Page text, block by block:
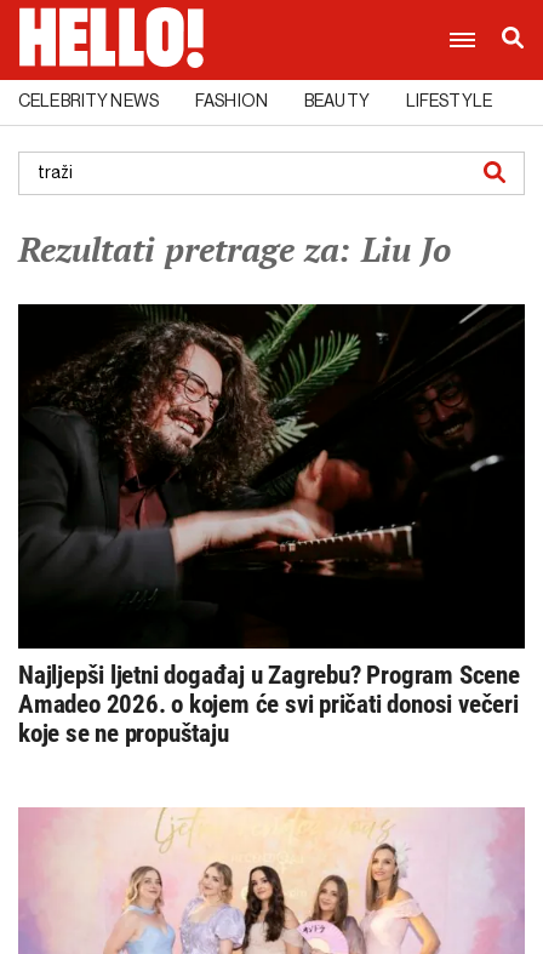
CELEBRITY NEWS FASHION BEAUTY LIFESTYLE
Rezultati pretrage za: Liu Jo
Najljepši ljetni događaj u Zagrebu? Program Scene
Amadeo 2026. o kojem će svi pričati donosi večeri
koje se ne propuštaju